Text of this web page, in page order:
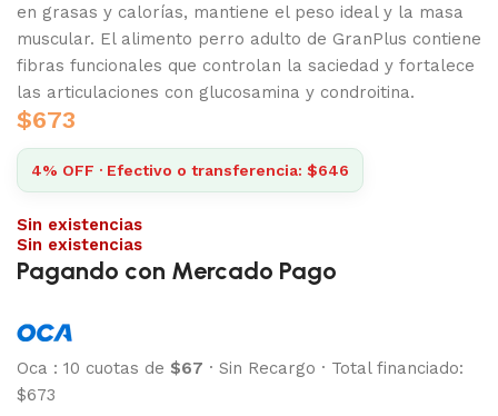
en grasas y calorías, mantiene el peso ideal y la masa
muscular. El alimento perro adulto de GranPlus contiene
fibras funcionales que controlan la saciedad y fortalece
las articulaciones con glucosamina y condroitina.
$673
4% OFF · Efectivo o transferencia: $646
Sin existencias
Sin existencias
Pagando con Mercado Pago
Oca : 10 cuotas de $67 · Sin Recargo · Total financiado:
$673